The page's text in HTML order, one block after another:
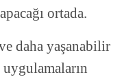
ortada.
daha yaşanabilir